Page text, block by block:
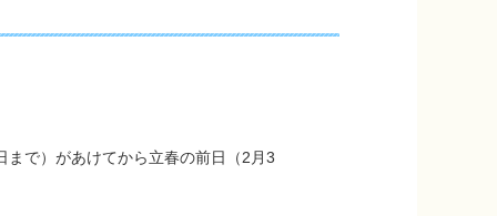
で）があけてから立春の前日（2月3